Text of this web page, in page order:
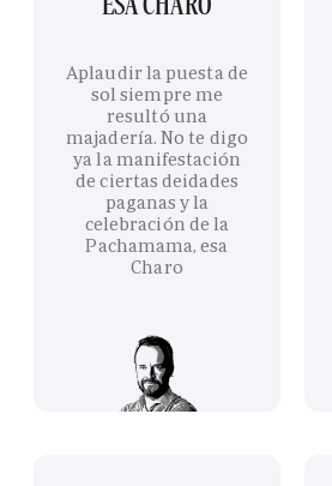
Aplaudir la puesta de
sol siempre me
resultó una
majadería. No te digo
ya la manifestación
de ciertas deidades
paganas y la
celebración de la
Pachamama, esa
Charo